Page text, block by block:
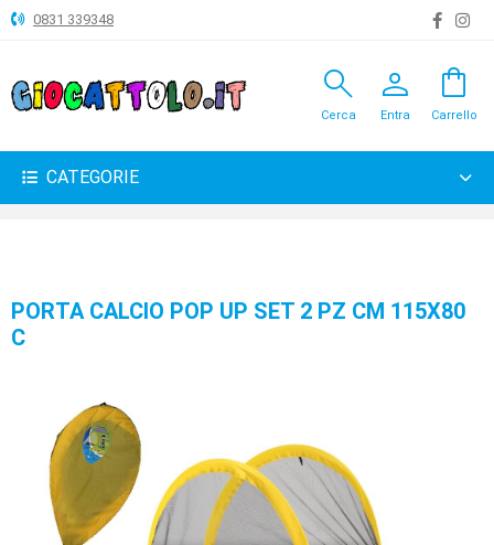
ANIMALI
BAMBOLE
COSTRUZIONI
PELUCHE-
GADGET
PRIMA
INFANZIA
0831 339348
search
Cerca
person
Entra
shopping_bag
Carrello
CATEGORIE
PORTA CALCIO POP UP SET 2 PZ CM 115X80
C